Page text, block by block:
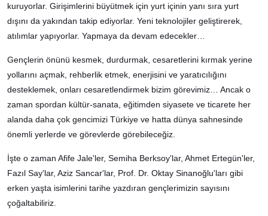
kuruyorlar. Girişimlerini büyütmek için yurt içinin yanı sıra yurt
dışını da yakından takip ediyorlar. Yeni teknolojiler geliştirerek,
atılımlar yapıyorlar. Yapmaya da devam edecekler…
Gençlerin önünü kesmek, durdurmak, cesaretlerini kırmak yerine
yollarını açmak, rehberlik etmek, enerjisini ve yaratıcılığını
desteklemek, onları cesaretlendirmek bizim görevimiz… Ancak o
zaman spordan kültür-sanata, eğitimden siyasete ve ticarete her
alanda daha çok gencimizi Türkiye ve hatta dünya sahnesinde
önemli yerlerde ve görevlerde görebileceğiz.
İşte o zaman Afife Jale'ler, Semiha Berksoy'lar, Ahmet Ertegün'ler,
Fazıl Say'lar, Aziz Sancar'lar, Prof. Dr. Oktay Sinanoğlu'ları gibi
erken yaşta isimlerini tarihe yazdıran gençlerimizin sayısını
çoğaltabiliriz.